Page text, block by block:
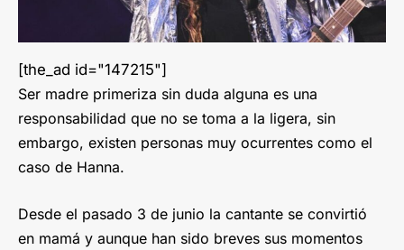
[the_ad id="147215"]
Ser madre primeriza sin duda alguna es una
responsabilidad que no se toma a la ligera, sin
embargo, existen personas muy ocurrentes como el
caso de Hanna.
Desde el pasado 3 de junio la cantante se convirtió
en mamá y aunque han sido breves sus momentos